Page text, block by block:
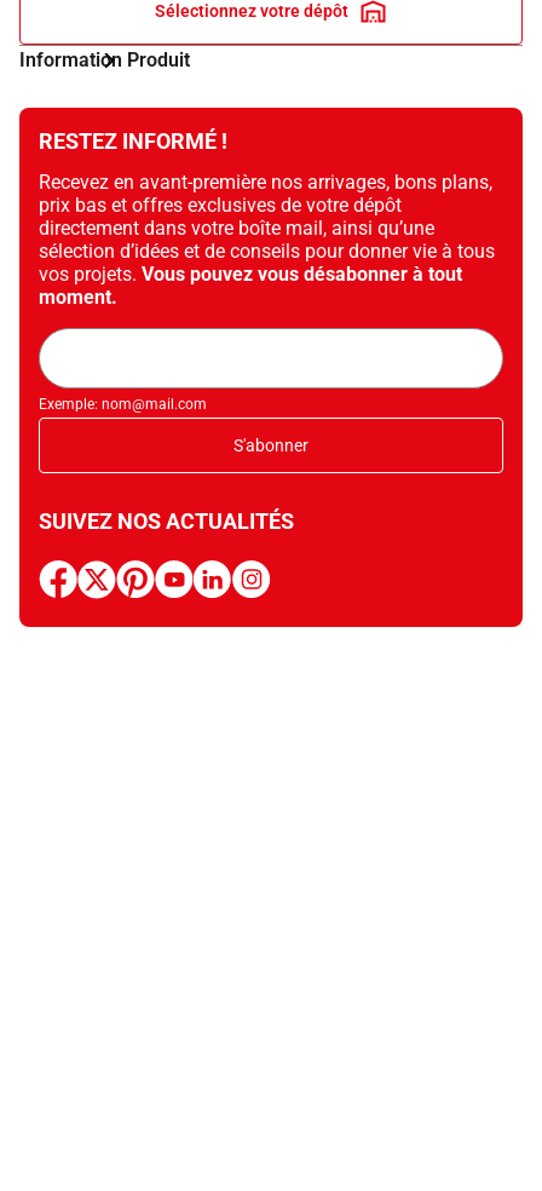
Sélectionnez votre dépôt
Information Produit
RESTEZ INFORMÉ !
Recevez en avant-première nos arrivages, bons plans,
prix bas et offres exclusives de votre dépôt
directement dans votre boîte mail, ainsi qu’une
sélection d’idées et de conseils pour donner vie à tous
vos projets. Vous pouvez vous désabonner à tout
moment.
Adresse
mail
Exemple: nom@mail.com
S'abonner
SUIVEZ NOS ACTUALITÉS
facebook
x pinterestyoutubelinkedininstagram